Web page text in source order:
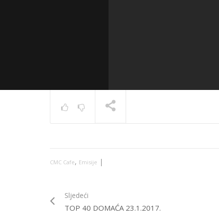
CMC Cafe, Emisije |
Sljedeći
TOP 40 DOMAĆA 23.1.2017.